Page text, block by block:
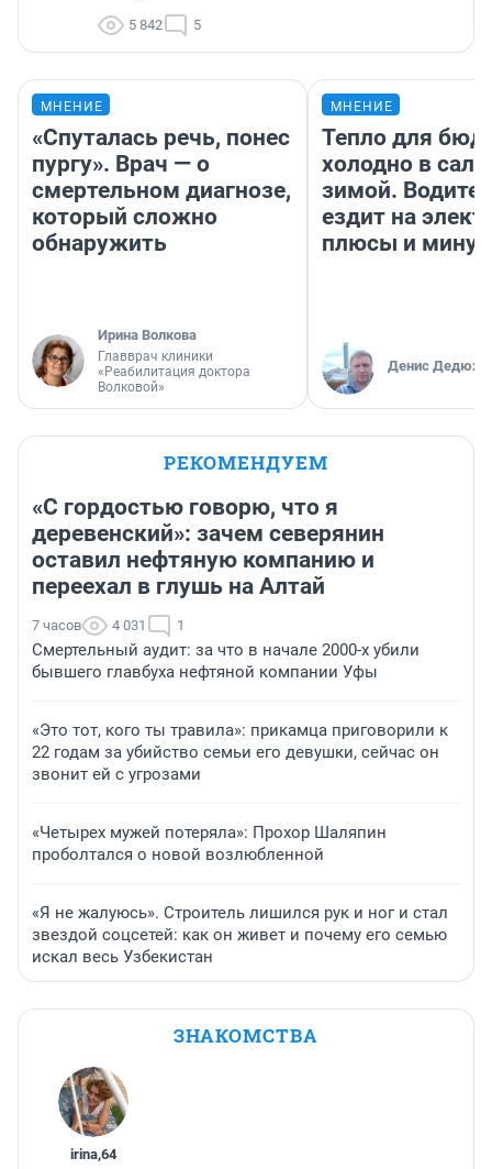
5 842 5
МНЕНИЕ
«Спуталась речь, понес
пургу». Врач — о
смертельном диагнозе,
который сложно
обнаружить
Ирина Волкова
Главврач клиники
«Реабилитация доктора
Волковой»
МНЕНИЕ
Тепло для
холодно в
зимой.
ездит на
плюсы и
Денис
РЕКОМЕНДУЕМ
«С гордостью говорю, что я
деревенский»: зачем северянин
оставил нефтяную компанию и
переехал в глушь на Алтай
7 часов 4 031 1
Смертельный аудит: за что в начале 2000-х убили
бывшего главбуха нефтяной компании Уфы
«Это тот, кого ты травила»: прикамца приговорили к
22 годам за убийство семьи его девушки, сейчас он
звонит ей с угрозами
«Четырех мужей потеряла»: Прохор Шаляпин
проболтался о новой возлюбленной
«Я не жалуюсь». Строитель лишился рук и ног и стал
звездой соцсетей: как он живет и почему его семью
искал весь Узбекистан
ЗНАКОМСТВА
irina,64